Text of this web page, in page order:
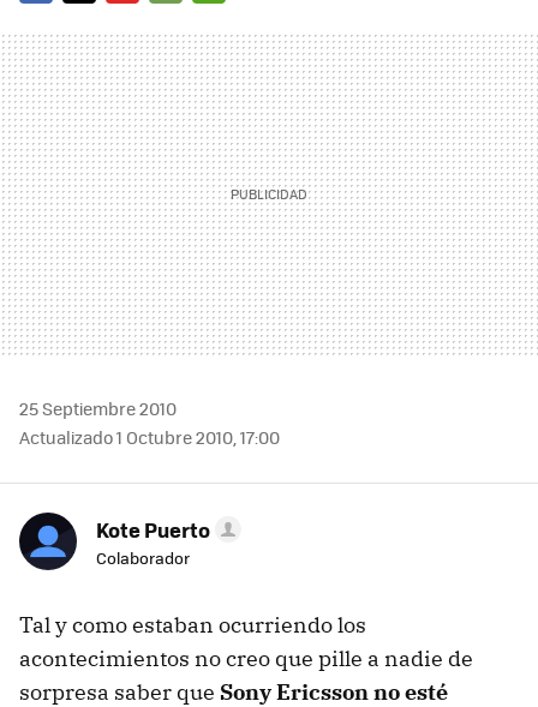
MAIL
25 Septiembre 2010
Actualizado 1 Octubre 2010, 17:00
Kote Puerto
Colaborador
Tal y como estaban ocurriendo los
acontecimientos no creo que pille a nadie de
sorpresa saber que Sony Ericsson no esté